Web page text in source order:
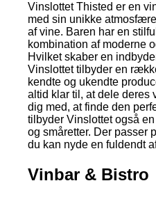
Vinslottet Thisted er en
med sin unikke
af vine. Baren har en
kombination af moderne
Hvilket skaber en
Vinslottet tilbyder en
kendte og ukendte
altid klar til, at dele
dig med, at finde den
tilbyder Vinslottet også
og småretter. Der passer
du kan nyde en fuldendt
Vinbar & Bistro